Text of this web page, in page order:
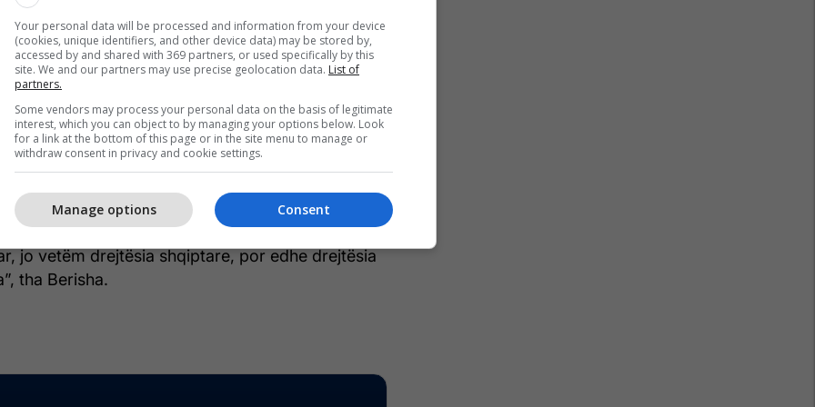
firmosën mrekullinë amerikane dhe jo vetëm
betejë e gjerë, jo e lehtë, por natyrisht
të kenë më çdo dy javë mysafirë të paftuar
i cili në udhëtimet e tij të mistershme, nuk ka
e shtynte atë të vinte çdo dy tre javë. E
i tij do të mbyllet një herë e përgjithmonë në
të shpallet nuk grata. Edi Ramën e pret
Rama ka parashikuar një ekzil diku sepse e di që
jo vetëm drejtësia shqiptare, por edhe drejtësia
tha Berisha.
Your personal data will be processed and information from your device
(cookies, unique identifiers, and other device data) may be stored by,
accessed by and shared with 369 partners, or used specifically by this
site. We and our partners may use precise geolocation data. List of
partners.
Some vendors may process your personal data on the basis of legitimate
interest, which you can object to by managing your options below. Look
for a link at the bottom of this page or in the site menu to manage or
withdraw consent in privacy and cookie settings.
Consent
Manage options